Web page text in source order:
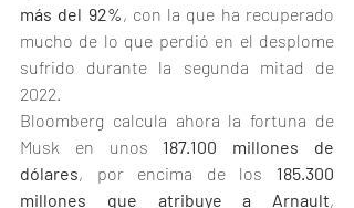
más del 92%, con la que ha recuperado
mucho de lo que perdió en el desplome
sufrido durante la segunda mitad de
2022.
Bloomberg calcula ahora la fortuna de
Musk en unos 187.100 millones de
dólares, por encima de los 185.300
millones que atribuye a Arnault,